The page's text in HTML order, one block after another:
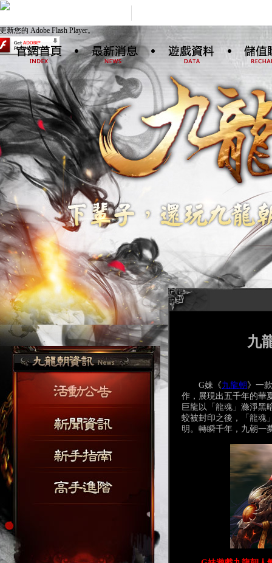
新聞公告
好康活動
新手指南
高手進階
特色系統
新您的 Adobe Flash Player。
九
G妹《九龍朝 》一
作，展現出五千年的華
巨龍以「龍魂」滌淨黑
蛟被封印之後，「龍魂
明。轉瞬千年，九朝